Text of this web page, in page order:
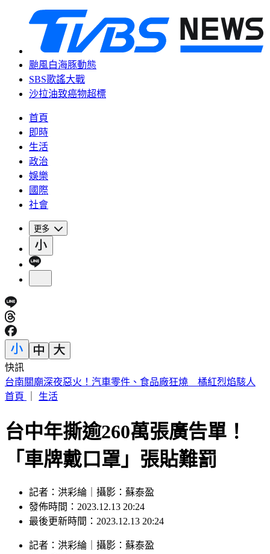
颱風白海豚動態
SBS歌謠大戰
沙拉油致癌物超標
首頁
即時
生活
政治
娛樂
國際
社會
更多
快訊
毒油衝擊？卓榮泰不滿意度「半年來最高」 賴政府最新民調
曝
台中年撕逾260萬張廣告單！
「車牌戴口罩」張貼難罰
記者：洪彩綸｜攝影：蘇泰盈
發佈時間：2023.12.13 20:24